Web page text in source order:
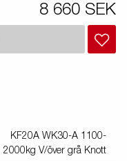
8 660 SEK
KF20A WK30-A 1100-
2000kg V/över grå Knott